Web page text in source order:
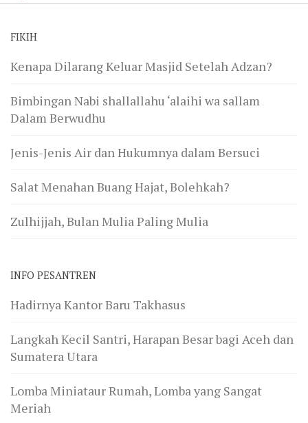
FIKIH
Kenapa Dilarang Keluar Masjid Setelah Adzan?
Bimbingan Nabi shallallahu ‘alaihi wa sallam
Dalam Berwudhu
Jenis-Jenis Air dan Hukumnya dalam Bersuci
Salat Menahan Buang Hajat, Bolehkah?
Zulhijjah, Bulan Mulia Paling Mulia
INFO PESANTREN
Hadirnya Kantor Baru Takhasus
Langkah Kecil Santri, Harapan Besar bagi Aceh dan
Sumatera Utara
Lomba Miniataur Rumah, Lomba yang Sangat
Meriah